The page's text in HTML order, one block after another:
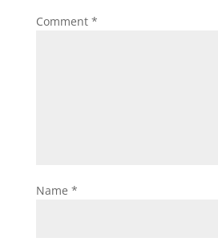
Comment *
Name *